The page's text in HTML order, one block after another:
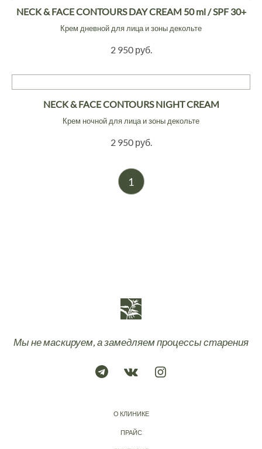
NECK & FACE CONTOURS DAY CREAM 50 ml / SPF 30+
Крем дневной для лица и зоны декольте
2 950 руб.
NECK & FACE CONTOURS NIGHT CREAM
Крем ночной для лица и зоны декольте
2 950 руб.
1
Мы не маскируем, а замедляем процессы старения
О КЛИНИКЕ
ПРАЙС